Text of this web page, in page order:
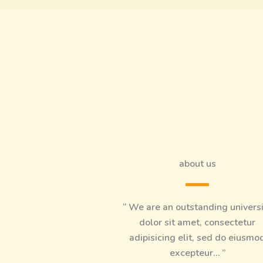
about us
“ We are an outstanding
dolor sit amet, consectetur
adipisicing elit, sed do
excepteur… ”